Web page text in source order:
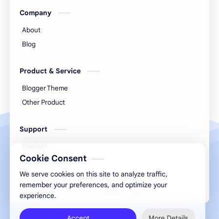
गौणखनिज
देवस्‍थान इनाम वर्ग 3
महसूल प्रश्‍नोत्तरे
मृत्‍युपत्र
रजा नियम रस्ते
लेख
Company
About
Blog
Product & Service
Blogger Theme
Other Product
Support
Documentation
© 2026‧Mahsul Guru ‧ All rights reserved.
Cookie Consent
We serve cookies on this site to analyze traffic,
remember your preferences, and optimize your
experience.